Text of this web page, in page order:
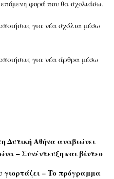
φορά που θα σχολιάσω.
για νέα σχόλια μέσω
για νέα άρθρα μέσω
Δυτική Αθήνα αναβιώνει
– Συνέντευξη και βίντεο
– Το πρόγραμμα